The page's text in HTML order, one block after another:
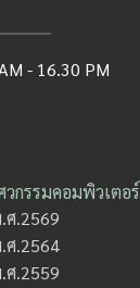
- 16.30 PM
วกรรมคอมพิวเตอร์
ศ.2569
ศ.2564
ศ.2559